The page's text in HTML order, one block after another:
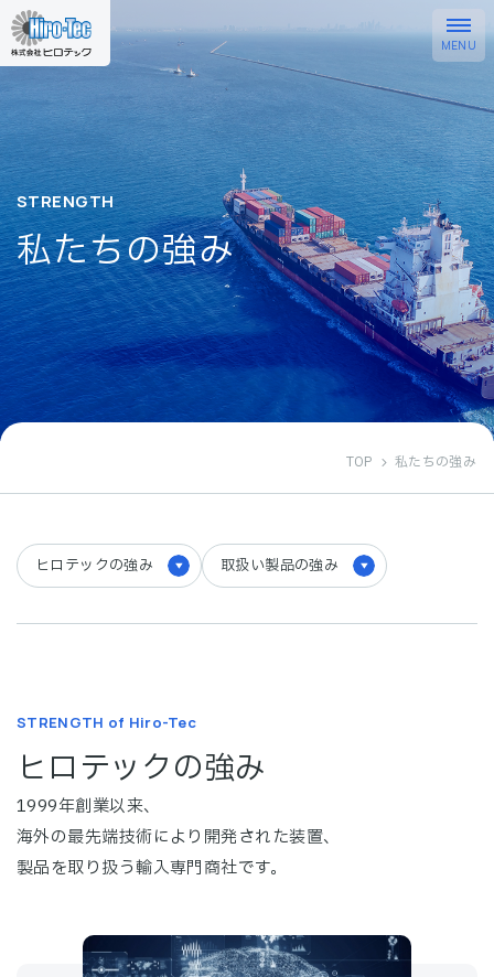
STRENGTH
私たちの強み
TOP 私たちの強み
ヒロテックの強み 取扱い製品の強み
STRENGTH of Hiro-Tec
ヒロテックの強み
1999年創業以来、
海外の最先端技術により開発された装置、
製品を取り扱う輸入専門商社です。